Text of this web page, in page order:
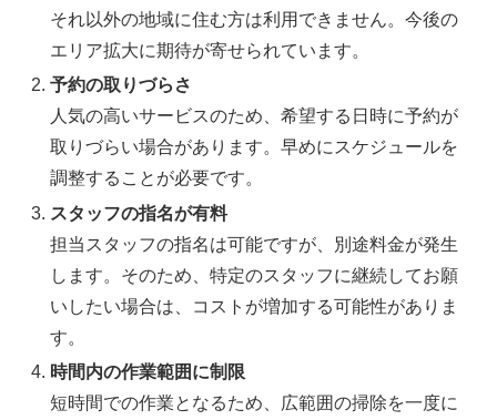
それ以外の地域に住む方は利用できません。今後の
エリア拡大に期待が寄せられています。
予約の取りづらさ
人気の高いサービスのため、希望する日時に予約が
取りづらい場合があります。早めにスケジュールを
調整することが必要です。
スタッフの指名が有料
担当スタッフの指名は可能ですが、別途料金が発生
します。そのため、特定のスタッフに継続してお願
いしたい場合は、コストが増加する可能性がありま
す。
時間内の作業範囲に制限
短時間での作業となるため、広範囲の掃除を一度に